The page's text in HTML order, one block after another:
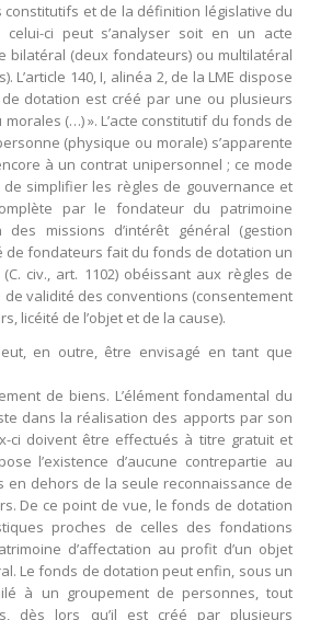
constitutifs et de la définition législative du
ci peut s’analyser soit en un acte
bilatéral (deux fondateurs) ou multilatéral
L’article 140, I, alinéa 2, de la LME dispose
dotation est créé par une ou plusieurs
(…) ». L’acte constitutif du fonds de
(physique ou morale) s’apparente
à un contrat unipersonnel ; ce mode
de simplifier les règles de gouvernance et
par le fondateur du patrimoine
missions d’intérêt général (gestion
de fondateurs fait du fonds de dotation un
civ., art. 1102) obéissant aux règles de
validité des conventions (consentement
licéité de l’objet et de la cause).
en outre, être envisagé en tant que
de biens. L’élément fondamental du
dans la réalisation des apports par son
ci doivent être effectués à titre gratuit et
l’existence d’aucune contrepartie au
en dehors de la seule reconnaissance de
De ce point de vue, le fonds de dotation
proches de celles des fondations
d’affectation au profit d’un objet
Le fonds de dotation peut enfin, sous un
à un groupement de personnes, tout
dès lors qu’il est créé par plusieurs